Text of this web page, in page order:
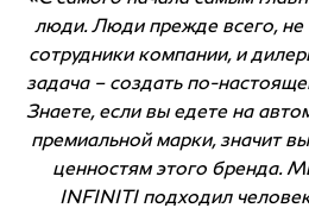
люди. Люди прежде всего, не
сотрудники компании, и
задача – создать по-
Знаете, если вы едете на
премиальной марки, значит
ценностям этого бренда.
INFINITI подходил